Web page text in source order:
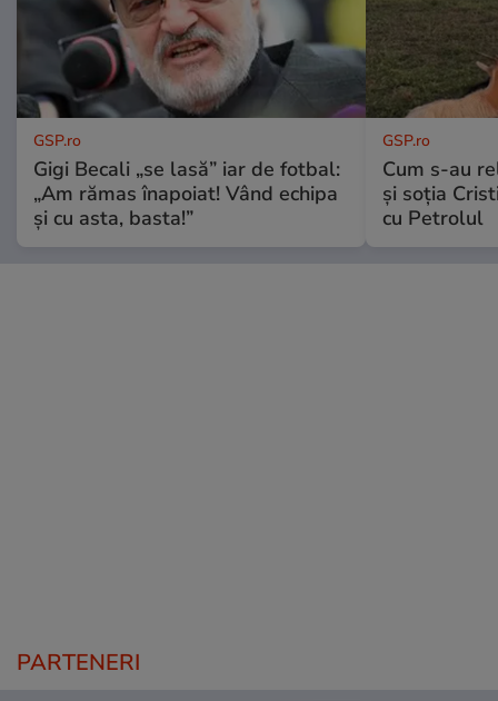
GSP.ro
Gigi Becali „se lasă” iar de fotbal:
„Am rămas înapoiat! Vând echipa
și cu asta, basta!”
GSP.ro
Cum s-au
și soția
cu Petrolul
PARTENERI